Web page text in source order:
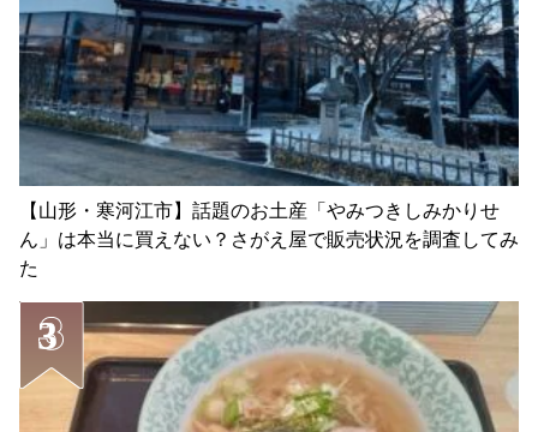
【山形・寒河江市】話題のお土産「やみつきしみかりせ
ん」は本当に買えない？さがえ屋で販売状況を調査してみ
た